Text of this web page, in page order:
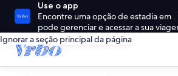
Use o app
Encontre uma opção de estadia em
pode gerenciar e acessar a sua
Ignorar a seção principal da página